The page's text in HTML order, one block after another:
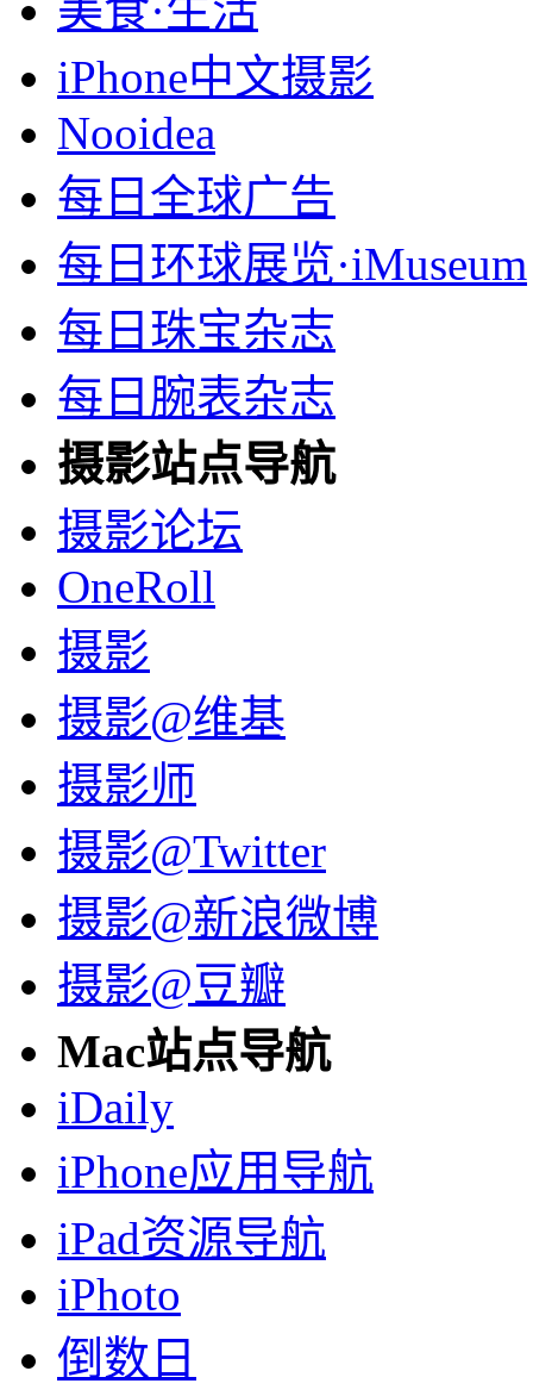
iPhone中文摄影
Nooidea
每日全球广告
每日环球展览·iMuseum
每日珠宝杂志
每日腕表杂志
摄影站点导航
摄影论坛
OneRoll
摄影
摄影@维基
摄影师
摄影@Twitter
摄影@新浪微博
摄影@豆瓣
Mac站点导航
iDaily
iPhone应用导航
iPad资源导航
iPhoto
倒数日